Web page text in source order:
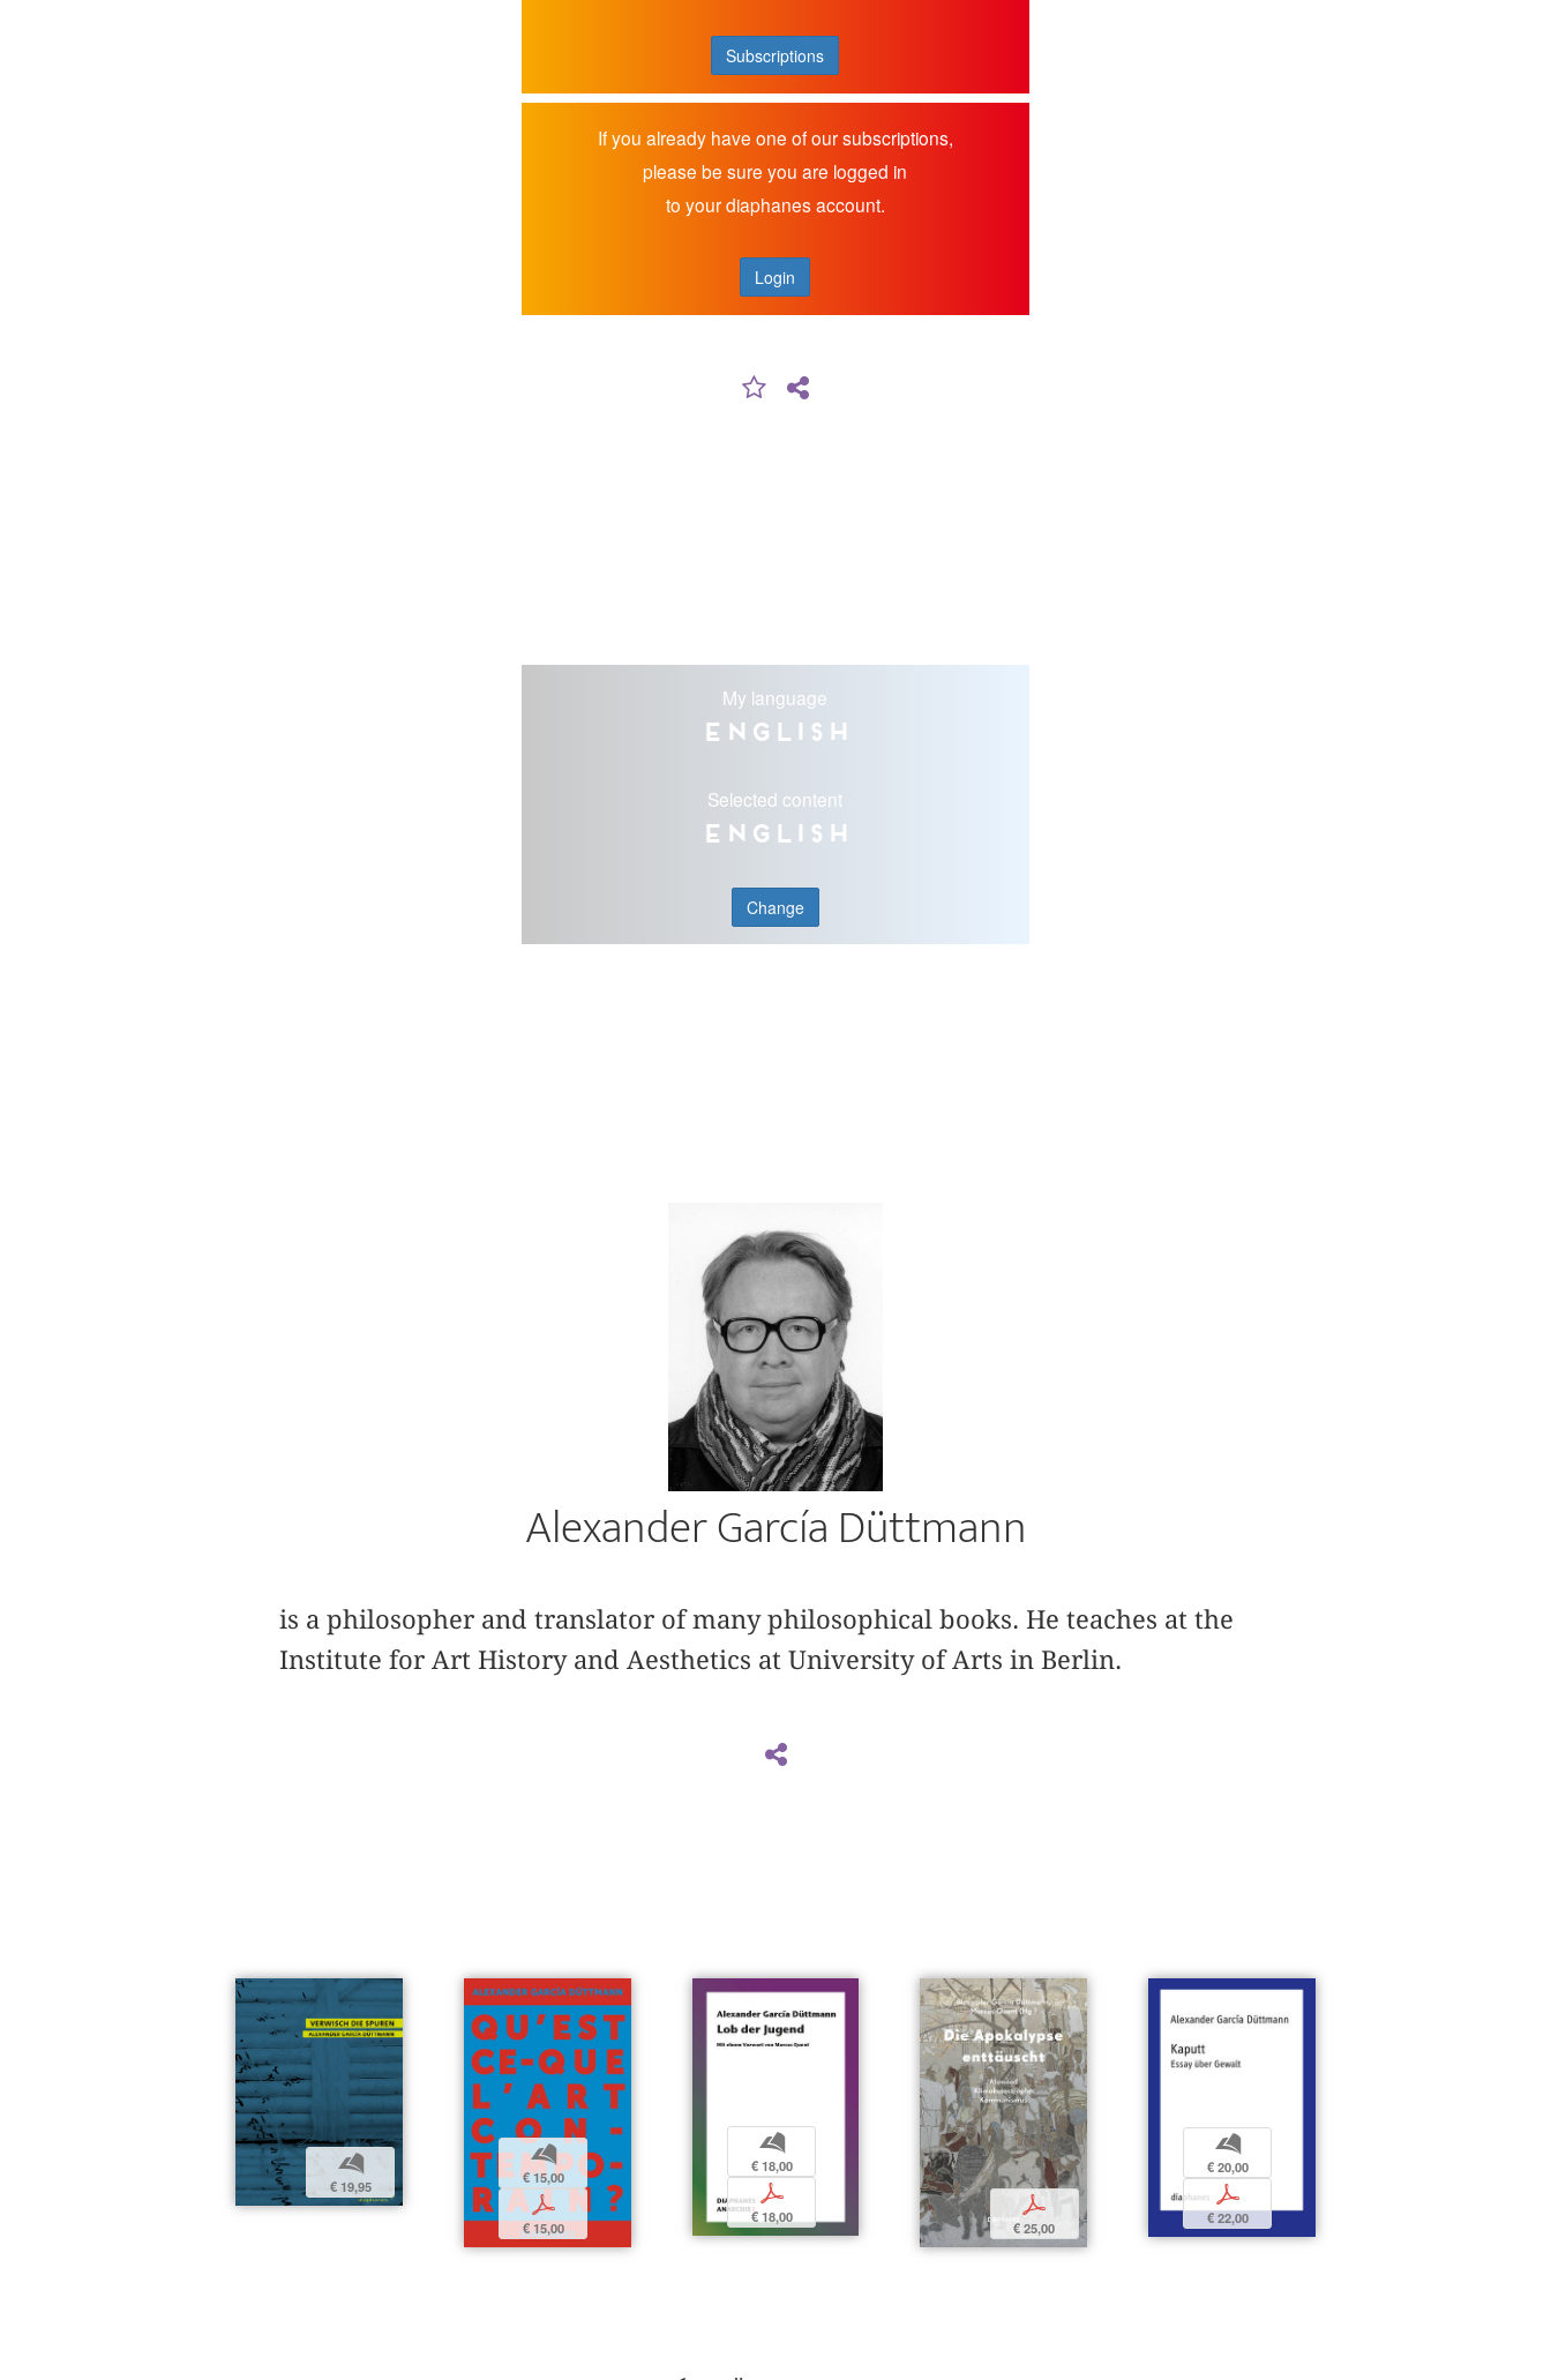
Subscriptions
If you already have one of our subscriptions,
please be sure you are logged in
to your diaphanes account.
Login
My language
English
Selected content
English
Change
Alexander García Düttmann
is a philosopher and translator of many philosophical books. He teaches at the
Institute for Art History and Aesthetics at University of Arts in Berlin.
b
€ 19,95
b
€ 15,00
p
€ 15,00
b
€ 18,00
p
€ 18,00 p
€ 25,00
b
€ 20,00
p
€ 22,00